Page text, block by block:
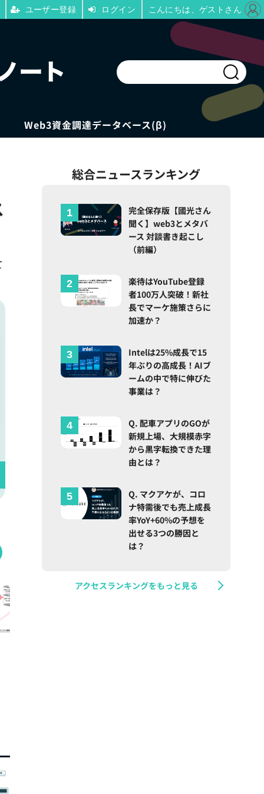
Web3資金調達データベース(β)
総合ニュースランキング
完全保存版【國光さん
聞く】web3とメタバ
ース 対談書き起こし
（前編）
楽待はYouTube登録
者100万人突破！新社
長でマーケ施策さらに
加速か？
Intelは25%成長で15
年ぶりの高成長！AIブ
ームの中で特に伸びた
事業は？
Q. 配車アプリのGOが
新規上場、大規模赤字
から黒字転換できた理
由とは？
Q. マクアケが、コロ
ナ特需後でも売上成長
率YoY+60%の予想を
出せる3つの勝因と
は？
アクセスランキングをもっと見る
ユーザー登録 ログイン こんにちは、ゲストさん